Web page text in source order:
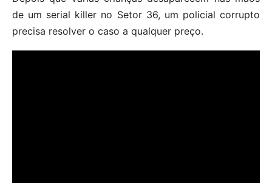
de um serial killer no Setor 36, um policial corrupto
precisa resolver o caso a qualquer preço.